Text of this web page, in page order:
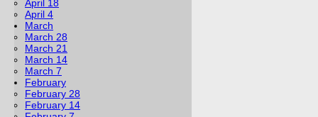
April 18
April 4
March
March 28
March 21
March 14
March 7
February
February 28
February 14